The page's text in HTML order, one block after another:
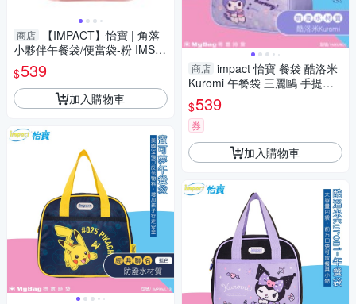
商店
【IMPACT】怡寶 | 角落
小夥伴午餐袋/便當袋-粉 IMSG
N01PK
$539
加入購物車
商店 impact 怡寶 餐袋 酷洛米
Kuromi 午餐袋 三麗鷗 手提袋 I
MKUN01 得意時袋
$539
券
加入購物車